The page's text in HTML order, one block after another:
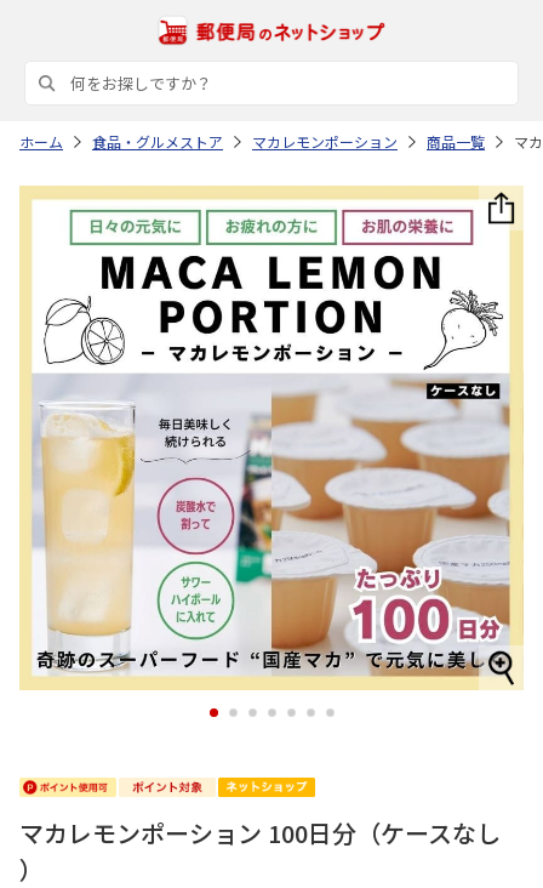
ホーム 食品・グルメストア マカレモンポーション 商品一覧 マ
1 2 3 4 5 6 7
マカレモンポーション 100日分（ケースなし
）